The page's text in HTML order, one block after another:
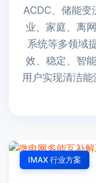
ACDC、储能变
业、家庭、离
系统等多领域
效、稳定、智
用户实现清洁能
IMAX 行业方案